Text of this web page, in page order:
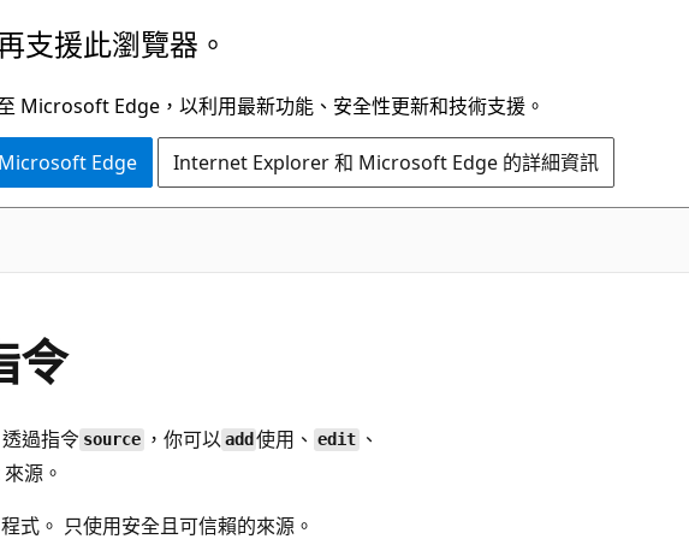
支援此瀏覽器。
Microsoft Edge，以利用最新功能、安全性更新和技術支援。
Edge Internet Explorer 和 Microsoft Edge 的詳細資訊
令
過指令 source ，你可以add 使用、edit、
源。
式。 只使用安全且可信賴的來源。